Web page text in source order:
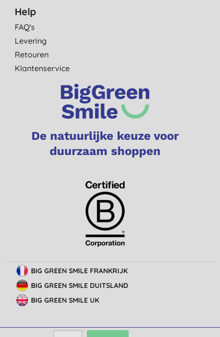
Help
FAQ's
Levering
Retouren
Klantenservice
De natuurlijke keuze voor
duurzaam shoppen
BIG GREEN SMILE FRANKRIJK
BIG GREEN SMILE DUITSLAND
BIG GREEN SMILE UK